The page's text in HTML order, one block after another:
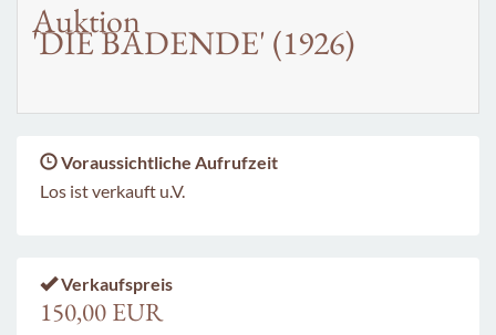
Auktion
'DIE BADENDE' (1926)
Voraussichtliche Aufrufzeit
Los ist verkauft u.V.
Verkaufspreis
150,00 EUR